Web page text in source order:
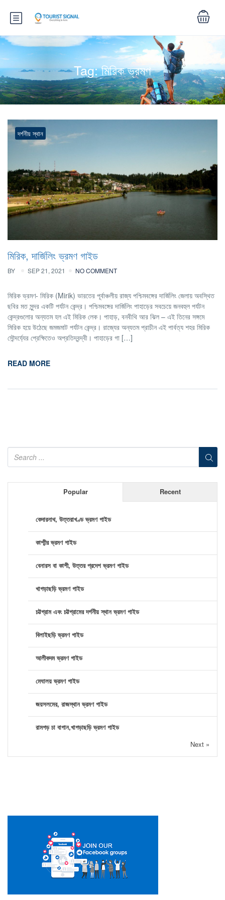
Tag:মিরিক ভ্রমণ
দর্শনীয় স্থান
মিরিক, দার্জিলিং ভ্রমণ গাইড
BY SEP 21, 2021 NO COMMENT
মিরিক ভ্রমণ- মিরিক (Mirik) ভারতের পূর্বাঞ্চলীয় রাজ্য পশ্চিমবঙ্গের দার্জিলিং জেলায় অবস্থিত
ছবির মত সুন্দর একটি পর্যটন কেন্দ্র। পশ্চিমবঙ্গের দার্জিলিং পাহাড়ের সবচেয়ে জনবহুল পর্যটন
কেন্দ্রগুলোর অন্যতম হল এই মিরিক লেক। পাহাড়, বনবীথি আর ঝিল – এই তিনের সঙ্গমে
মিরিক হয়ে উঠেছে জমজমাট পর্যটন কেন্দ্র। রাজ্যের অন্যতম প্রাচীন এই পার্বত্য শহর মিরিক
সৌন্দর্য্যের প্রেক্ষিতেও অপ্রতিদ্বন্দ্বী। পাহাড়ের গা […]
READ MORE
Popular Recent
কেদারনাথ, উত্তরাখণ্ড ভ্রমণ গাইড
কাশ্মীর ভ্রমণ গাইড
বেনারস বা কাশী, উত্তর প্রদেশ ভ্রমণ গাইড
খাগড়াছড়ি ভ্রমণ গাইড
চট্টগ্রাম এবং চট্টগ্রামের দর্শনীয় স্থান ভ্রমণ গাইড
বিলাইছড়ি ভ্রমণ গাইড
আলীকদম ভ্রমণ গাইড
মেঘালয় ভ্রমণ গাইড
জয়সলমের, রাজস্থান ভ্রমণ গাইড
রামগড় চা বাগান,খাগড়াছড়ি ভ্রমণ গাইড
Next »